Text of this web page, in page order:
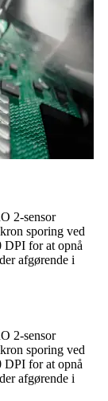
2-sensor
sporing ved
DPI for at opnå
afgørende i
2-sensor
sporing ved
DPI for at opnå
afgørende i